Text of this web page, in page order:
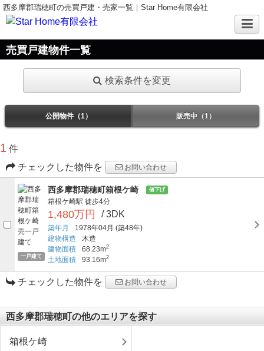
西多摩郡瑞穂町の売買戸建・売家一覧｜Star Home有限会社
売買戸建物件一覧
検索条件を変更
公開物件（1） 販売中（1）
1 件
チェックした物件を
お問い合わせ
一戸建て
西多摩郡瑞穂町箱根ケ崎 値下げ
箱根ケ崎駅 徒歩4分
1,480万円 / 3DK
築年月 1978年04月 (築48年)
建物構造
木造
建物面積
68.23m2
土地面積 93.16m2
チェックした物件を お問い合わせ
西多摩郡瑞穂町の他のエリアを探す
箱根ケ崎